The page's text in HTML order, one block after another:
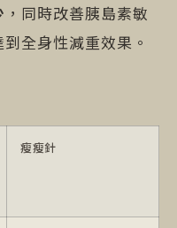
，同時改善胰島素敏
全身性減重效果。
瘦瘦針